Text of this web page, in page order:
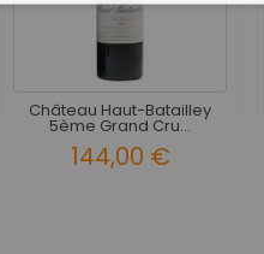
Château Haut-Batailley
5ème Grand Cru...
144,00 €